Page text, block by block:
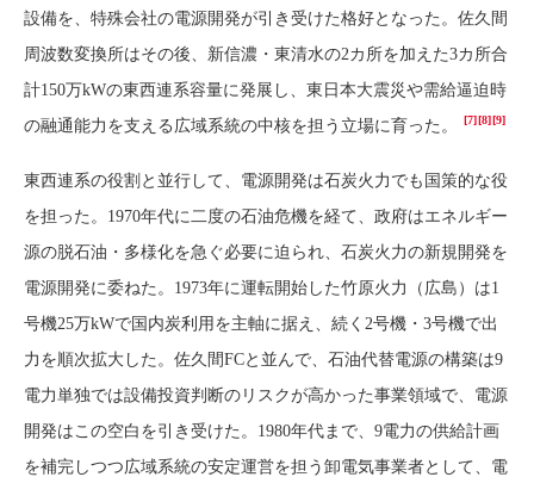
設備を、特殊会社の電源開発が引き受けた格好となった。佐久間
周波数変換所はその後、新信濃・東清水の2カ所を加えた3カ所合
計150万kWの東西連系容量に発展し、東日本大震災や需給逼迫時
の融通能力を支える広域系統の中核を担う立場に育った。
[7][8][9]
東西連系の役割と並行して、電源開発は石炭火力でも国策的な役
を担った。1970年代に二度の石油危機を経て、政府はエネルギー
源の脱石油・多様化を急ぐ必要に迫られ、石炭火力の新規開発を
電源開発に委ねた。1973年に運転開始した竹原火力（広島）は1
号機25万kWで国内炭利用を主軸に据え、続く2号機・3号機で出
力を順次拡大した。佐久間FCと並んで、石油代替電源の構築は9
電力単独では設備投資判断のリスクが高かった事業領域で、電源
開発はこの空白を引き受けた。1980年代まで、9電力の供給計画
を補完しつつ広域系統の安定運営を担う卸電気事業者として、電